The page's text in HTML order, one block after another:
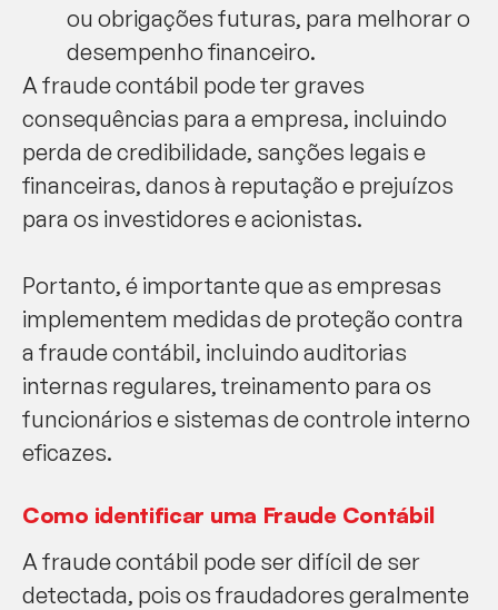
ou obrigações futuras, para melhorar o
desempenho financeiro.
A fraude contábil pode ter graves
consequências para a empresa, incluindo
perda de credibilidade, sanções legais e
financeiras, danos à reputação e prejuízos
para os investidores e acionistas.
Portanto, é importante que as empresas
implementem medidas de proteção contra
a fraude contábil, incluindo auditorias
internas regulares, treinamento para os
funcionários e sistemas de controle interno
eficazes.
Como identificar uma Fraude Contábil
A fraude contábil pode ser difícil de ser
detectada, pois os fraudadores geralmente